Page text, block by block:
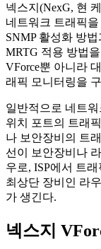
넥스지(NexG, 현
네트워크 트래픽
SNMP 활성화 방
MRTG 적용 방법
VForce뿐 아니라
래픽 모니터링을
일반적으로 네트
위치 포트의 트래
나 보안장비의 트
선이 보안장비나
우로, ISP에서 트
최상단 장비인 라
가 생긴다.
넥스지